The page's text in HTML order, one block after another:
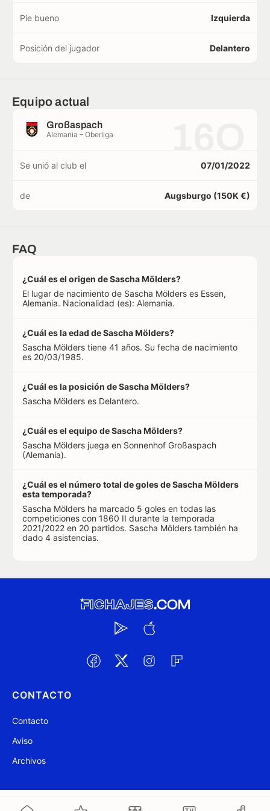
Pie bueno Izquierda
Posición del jugador Delantero
Equipo actual
Großaspach
Alemania – Oberliga
Se unió al club el 07/01/2022
de Augsburgo (150K €)
FAQ
¿Cuál es el origen de Sascha Mölders?
El lugar de nacimiento de Sascha Mölders es Essen,
Alemania. Nacionalidad (es): Alemania.
¿Cuál es la edad de Sascha Mölders?
Sascha Mölders tiene 41 años. Su fecha de nacimiento
es 20/03/1985.
¿Cuál es la posición de Sascha Mölders?
Sascha Mölders es Delantero.
¿Cuál es el equipo de Sascha Mölders?
Sascha Mölders juega en Sonnenhof Großaspach
(Alemania).
¿Cuál es el número total de goles de Sascha Mölders
esta temporada?
Sascha Mölders ha marcado 5 goles en todas las
competiciones con 1860 II durante la temporada
2021/2022 en 20 partidos. Sascha Mölders también ha
dado 4 asistencias.
CONTACTO
Contacto
Aviso
Archivos